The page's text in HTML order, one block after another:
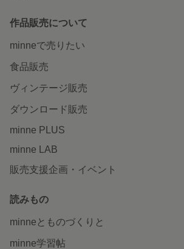
作品販売について
minneで売りたい
食品販売
ヴィンテージ販売
ダウンロード販売
minne PLUS
minne LAB
販売支援企画・イベント
読みもの
minneとものづくりと
minne学習帖